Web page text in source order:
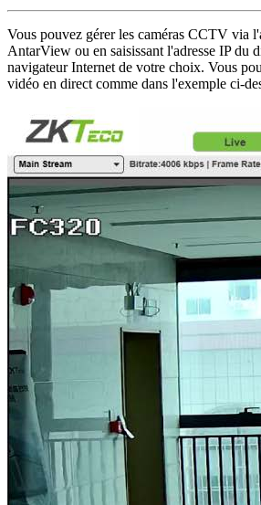
Vous pouvez gérer les caméras CCTV via
AntarView ou en saisissant l'adresse IP du
navigateur Internet de votre choix. Vous
vidéo en direct comme dans l'exemple ci-